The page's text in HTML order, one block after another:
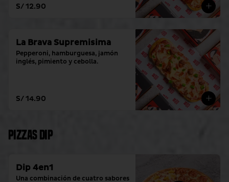
S/ 12.90
La Brava Supremisima
Pepperoni, hamburguesa, jamón
inglés, pimiento y cebolla.
S/ 14.90
Pizzas Dip
Dip 4en1
Una combinación de cuatro sabores